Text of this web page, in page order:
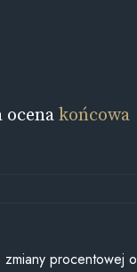
ocenakońcowa
zmiany procentowej